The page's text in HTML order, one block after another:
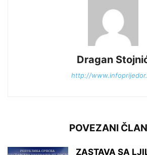
Dragan
http://
POVEZANI
ZASTAVA SA